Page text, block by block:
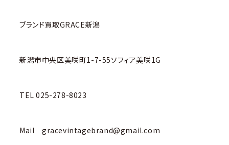
ブランド買取GRACE新潟
新潟市中央区美咲町1-7-55ソフィア美咲1G
TEL 025-278-8023
Mail gracevintagebrand@gmail.com